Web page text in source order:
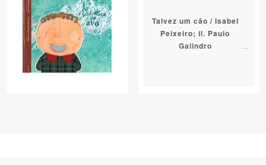
Talvez um cão / Isabel
Peixeiro; il. Paulo
Galindro